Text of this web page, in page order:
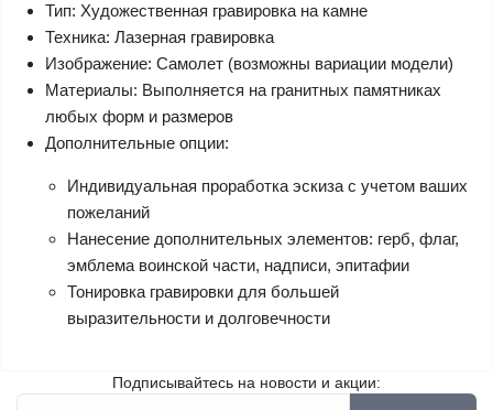
Тип: Художественная гравировка на камне
Техника: Лазерная гравировка
Изображение: Самолет (возможны вариации модели)
Материалы: Выполняется на гранитных памятниках
любых форм и размеров
Дополнительные опции:
Индивидуальная проработка эскиза с учетом ваших
пожеланий
Нанесение дополнительных элементов: герб, флаг,
эмблема воинской части, надписи, эпитафии
Тонировка гравировки для большей
выразительности и долговечности
Подписывайтесь на новости и акции: